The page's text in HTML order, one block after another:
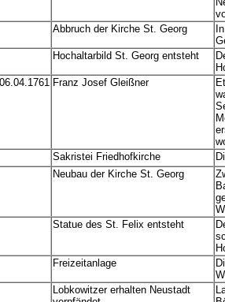
Abbruch der Kirche St. Georg
Hochaltarbild St. Georg entsteht
06.04.1761 Franz Josef Gleißner
Sakristei Friedhofkirche
Neubau der Kirche St. Georg
Statue des St. Felix entsteht
Freizeitanlage
Lobkowitzer erhalten Neustadt